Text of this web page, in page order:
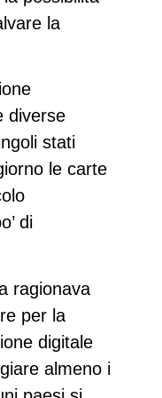
la
diverse
stati
le carte
di
ragionava
per la
digitale
almeno i